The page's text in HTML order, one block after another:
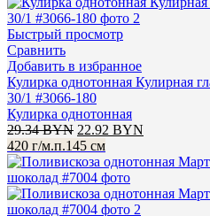
Быстрый просмотр
Сравнить
Добавить в избранное
Кулирка однотонная Кулирная
30/1 #3066-180
Кулирка однотонная
29.34BYN Первоначальная
цена
составляла
29.34 BYN.
22.92 BYN
22.92
420 г/м.п.145 см